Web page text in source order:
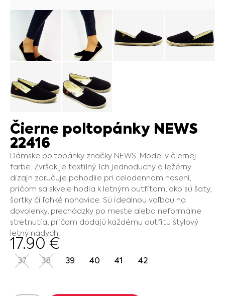
Čierne poltopánky NEWS
22416
Dámske poltopánky značky NEWS. Model v čiernej
farbe. Zvršok je textilný. Ich jednoduchý a ležérny
dizajn zaručuje pohodlie pri celodennom nosení,
pričom sa skvele hodia k letným outfitom, ako sú šaty,
šortky či ľahké nohavice. Sú ideálnou voľbou na
dovolenky, prechádzky po meste alebo neformálne
stretnutia, pričom dodajú každému outfitu štýlový
letný nádych.
17.90€
37 38 39 40 41 42